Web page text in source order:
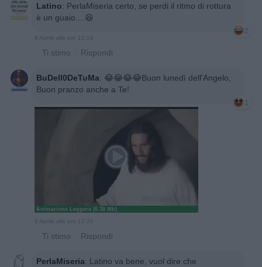
Latino: PerlaMiseria certo, se perdi il ritmo di rottura
è un guaio....😆
2
6 Aprile alle ore 12:16
· Ti stimo · Rispondi
BuDell0DeTuMa: 😂😂😂😂Buon lunedì dell'Angelo,
Buon pranzo anche a Te!
1
Animazione Leggera (0.38 Mb)
6 Aprile alle ore 12:20
· Ti stimo · Rispondi
PerlaMiseria: Latino va bene, vuol dire che